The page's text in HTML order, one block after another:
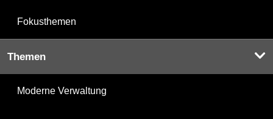
Fokusthemen
Themen
Moderne Verwaltung